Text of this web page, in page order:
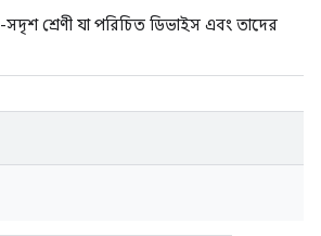
-সদৃশ শ্রেণী যা পরিচিত ডিভাইস এবং তাদের